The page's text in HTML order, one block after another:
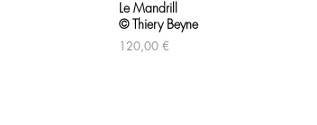
Le Mandrill
© Thiery Beyne
120,00 €